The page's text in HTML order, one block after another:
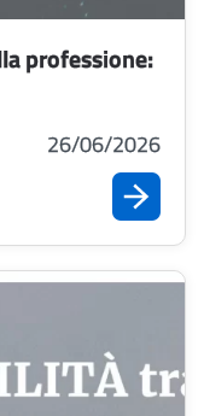
professione:
26/06/2026